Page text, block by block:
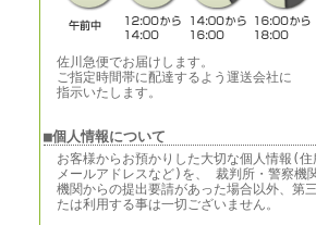
佐川急便でお届けします。
ご指定時間帯に配達するよう運送会社に
指示いたします。
■個人情報について
お客様からお預かりした大切な個人情報(住
メールアドレスなど)を、 裁判所・警察機
機関からの提出要請があった場合以外、第
たは利用する事は一切ございません。